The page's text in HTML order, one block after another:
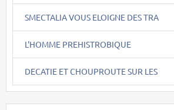
SMECTALIA VOUS ELOIGNE DES TRA
L'HOMME PREHISTROBIQUE
DECATIE ET CHOUPROUTE SUR LES